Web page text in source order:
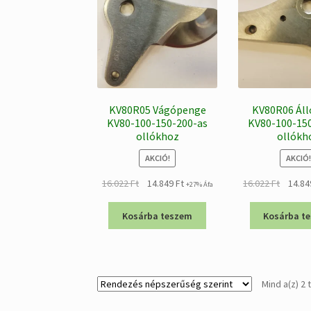
KV80R05 Vágópenge
KV80-100-150-200-as
ollókhoz
AKCIÓ!
16.022Ft
Original
was:
16.022 Ft.
14.849FtCurrent
is:
14.849 Ft.
+27% Áfa
Kosárba teszem
KV80R06
KV80-100-
AKCIÓ!
16.022Ft
was:
16.022
Kosárba
Mind a(z)